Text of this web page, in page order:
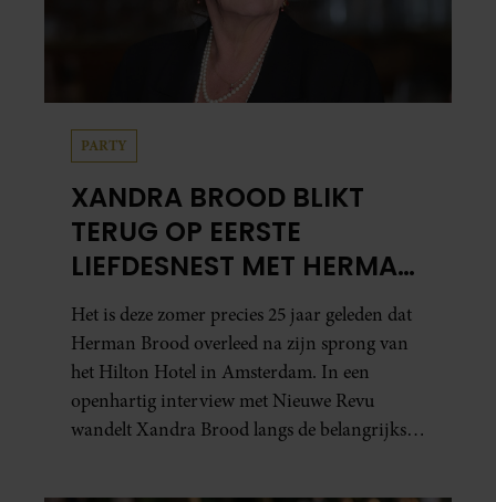
PARTY
XANDRA BROOD BLIKT
TERUG OP EERSTE
LIEFDESNEST MET HERMAN
BROOD: “HIER IS LOLA
GEBOREN”
Het is deze zomer precies 25 jaar geleden dat
Herman Brood overleed na zijn sprong van
het Hilton Hotel in Amsterdam. In een
openhartig interview met Nieuwe Revu
wandelt Xandra Brood langs de belangrijkste